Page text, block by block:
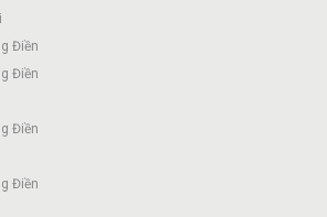
Điền
Điền
Điền
Điền